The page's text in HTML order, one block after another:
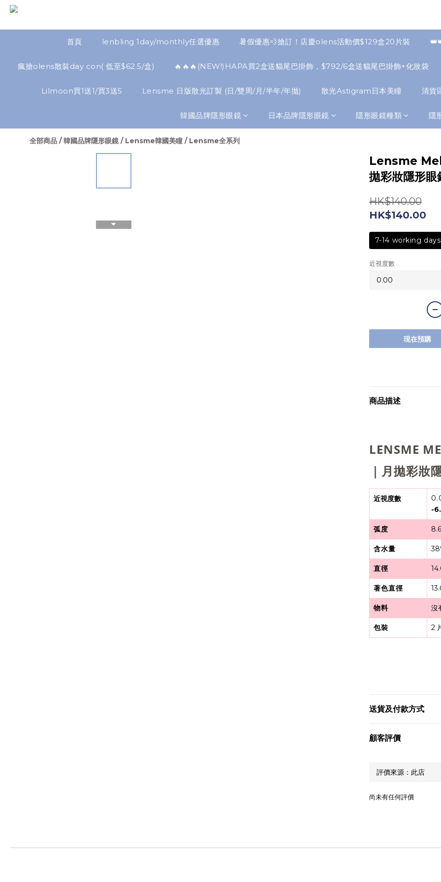
首頁 lenbling 1day/monthly任選優惠 暑假優惠💨搶訂！店慶olens活動價$129盒20片裝
瘋搶olens散裝day con( 低至$62.5/盒) 🔥🔥🔥(NEW!)HAPA買2盒送貓尾巴掛飾，$792/6盒送貓尾巴掛飾+化妝袋
Lilmoon買1送1/買3送5 Lensme 日版散光訂製 (日/雙周/月/半年/年拋) 散光Astigram日本美瞳 清貨
韓國品牌隱形眼鏡 日本品牌隱形眼鏡 隱形眼鏡種類 隱
全部商品 /韓國品牌隱形眼鏡 / Lensme韓國美瞳 / Lensme全系列
Lensme
拋彩妝隱形
HK$140.00
HK$140.00
7-14 working days
近視度數
現在預購
商品描述
LENSME
｜月拋彩妝
近視度數
-
弧度
含水量
直徑
著色直徑
物料 沒
包裝 2
送貨及付款方式
顧客評價
尚未有任何評價